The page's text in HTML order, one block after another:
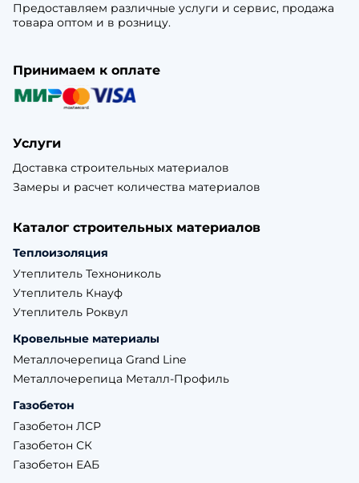
Предоставляем различные услуги и сервис, продажа
товара оптом и в розницу.
Принимаем к оплате
Услуги
Доставка строительных материалов
Замеры и расчет количества материалов
Каталог строительных материалов
Теплоизоляция
Утеплитель Технониколь
Утеплитель Кнауф
Утеплитель Роквул
Кровельные материалы
Металлочерепица Grand Line
Металлочерепица Металл-Профиль
Газобетон
Газобетон ЛСР
Газобетон СК
Газобетон ЕАБ